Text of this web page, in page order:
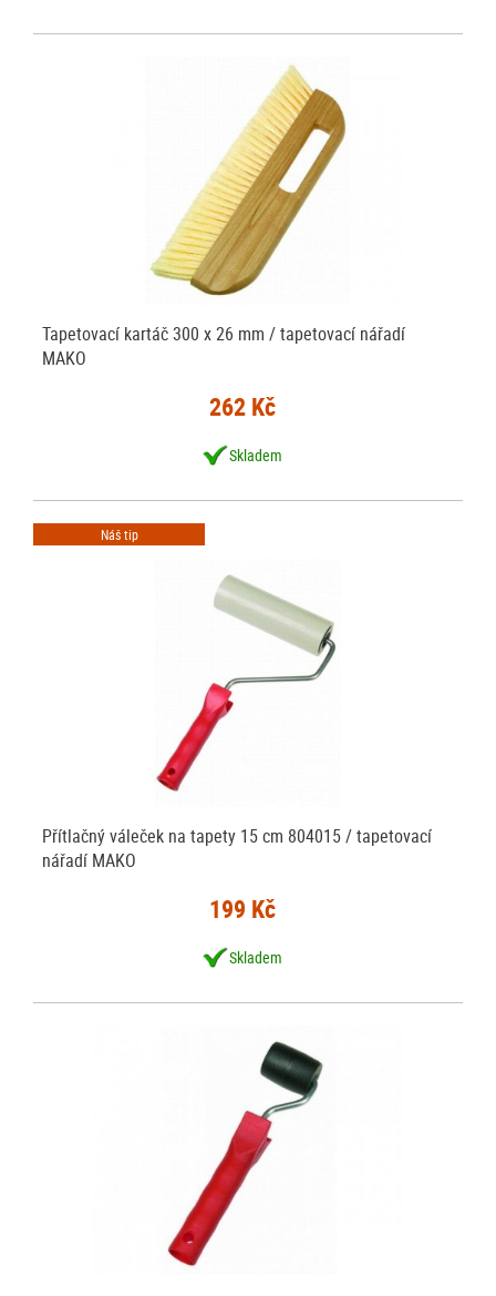
Tapetovací kartáč 300 x 26 mm / tapetovací nářadí
MAKO
262 Kč
Skladem
Náš tip
Přítlačný váleček na tapety 15 cm 804015 / tapetovací
nářadí MAKO
199 Kč
Skladem